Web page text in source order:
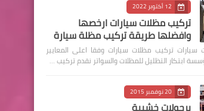
12 أكتوبر 2022
تركيب مظلات سيارات ارخصها
وافضلها طريقة تركيب مظلة سيارة
تركيب مظلات سيارات وفقا اعلى المعايير
ابتكار التظليل للمظلات والسواتر نقدم تركيب …
20 نوفمبر 2015